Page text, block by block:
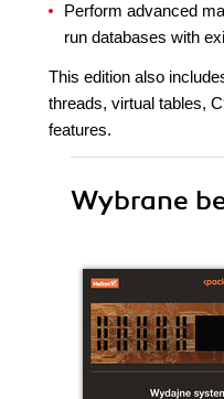
Perform advanced
run databases with
This edition also
threads, virtual tables,
features.
Wybrane